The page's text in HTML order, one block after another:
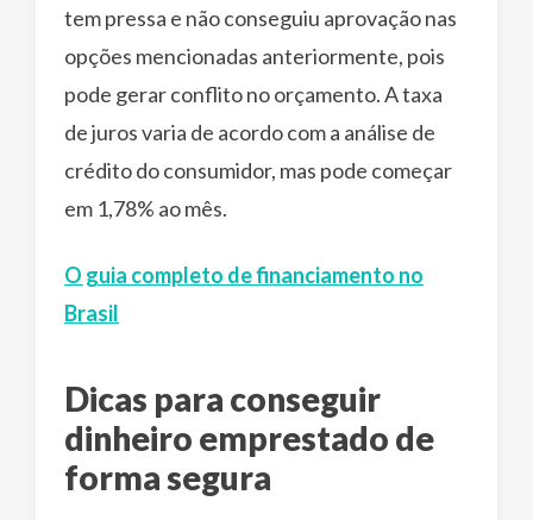
tem pressa e não conseguiu aprovação nas
opções mencionadas anteriormente, pois
pode gerar conflito no orçamento. A taxa
de juros varia de acordo com a análise de
crédito do consumidor, mas pode começar
em 1,78% ao mês.
O guia completo de financiamento no
Brasil
Dicas para conseguir
dinheiro emprestado de
forma segura